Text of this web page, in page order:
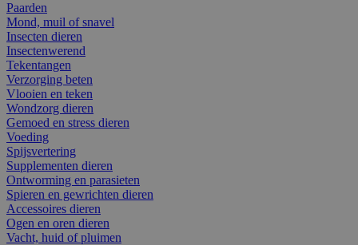
Paarden
Mond, muil of snavel
Insecten dieren
Insectenwerend
Tekentangen
Verzorging beten
Vlooien en teken
Wondzorg dieren
Gemoed en stress dieren
Voeding
Spijsvertering
Supplementen dieren
Ontworming en parasieten
Spieren en gewrichten dieren
Accessoires dieren
Ogen en oren dieren
Vacht, huid of pluimen